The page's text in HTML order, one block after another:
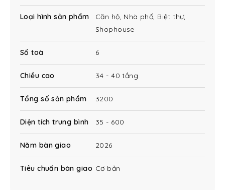
TỔNG QUAN DỰ ÁN BLANCA CITY
Tên dự án:
Blanca City
Đường 3 Tháng 2, Phường 10, TP
Vũng Tàu, Tỉnh Bà Rịa – Vũng Tàu.
Chủ đầu tư:
Công ty TNHH Đầu tư và phát triển
đô thị Vũng Tàu (thành viên của
Sun Group)
Phát triển dự án:
Sun Group
Quản lý vận hành:
Sun Property Management
Tư vấn thiết kế:
AEDAS
Nhà thầu thi công:
Contecon hoặc Hòa Bình
Loại hình sản phẩm
Căn hộ, Nhà phố, Biệt thự,
Shophouse
Số toà 6
Chiều cao 34 - 40 tầng
Tổng số sản phẩm 3200
Diện tích trung bình 35 - 600
Năm bàn giao 2026
Tiêu chuẩn bàn giao Cơ bản